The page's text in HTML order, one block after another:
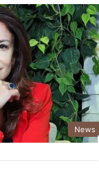
News